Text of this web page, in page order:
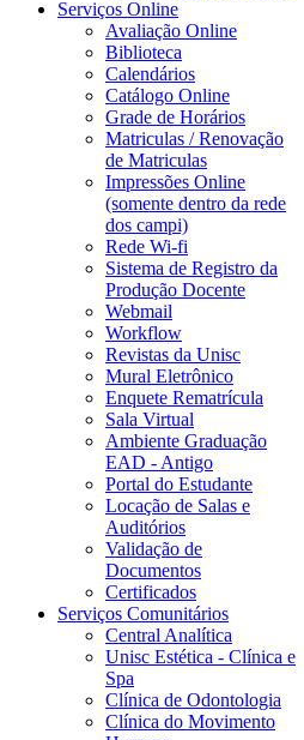
Serviços Online
Avaliação Online
Biblioteca
Calendários
Catálogo Online
Grade de Horários
Matriculas / Renovação
de Matriculas
Impressões Online
(somente dentro da rede
dos campi)
Rede Wi-fi
Sistema de Registro da
Produção Docente
Webmail
Workflow
Revistas da Unisc
Mural Eletrônico
Enquete Rematrícula
Sala Virtual
Ambiente Graduação
EAD - Antigo
Portal do Estudante
Locação de Salas e
Auditórios
Validação de
Documentos
Certificados
Serviços Comunitários
Central Analítica
Unisc Estética - Clínica e
Spa
Clínica de Odontologia
Clínica do Movimento